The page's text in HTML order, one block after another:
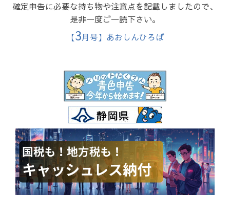
確定申告に必要な持ち物や注意点を記載しましたので、
是非一度ご一読下さい。
【3月号】あおしんひろば